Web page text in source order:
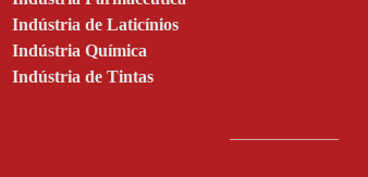
Indústria de Laticínios
Indústria Química
Indústria de Tintas